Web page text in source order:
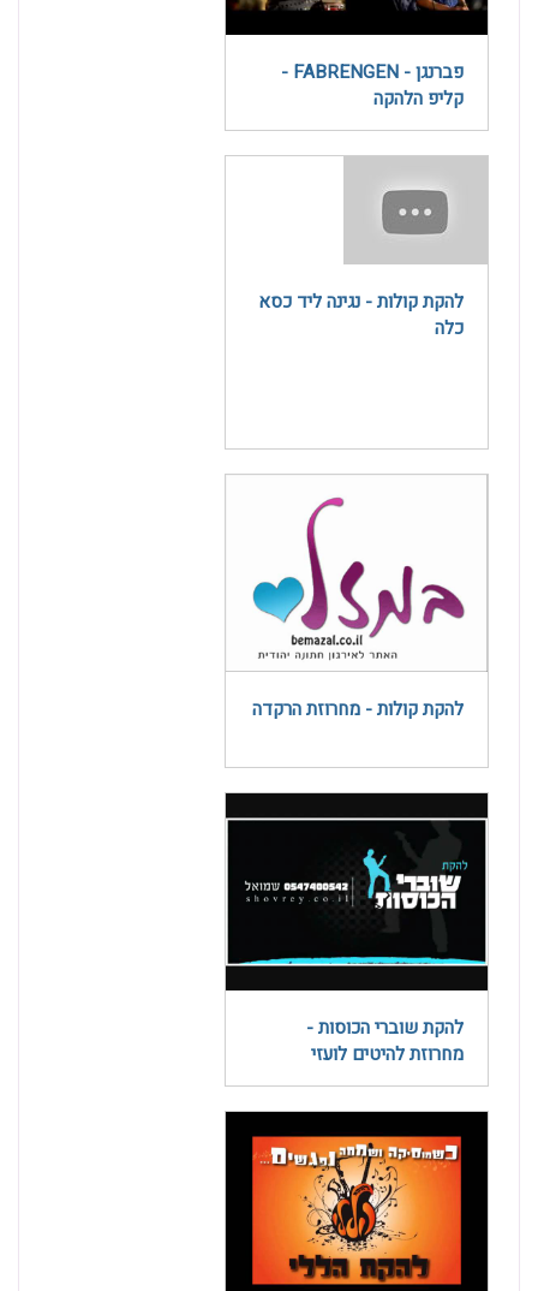
פברנגן - FABRENGEN -
קליפ הלהקה
להקת קולות - נגינה ליד כסא
כלה
להקת קולות - מחרוזת הרקדה
להקת שוברי הכוסות -
מחרוזת להיטים לועזי